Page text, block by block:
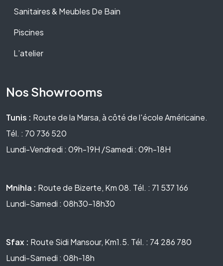
Sanitaires & Meubles De Bain
Piscines
L’atelier
Nos Showrooms
Tunis : Route de la Marsa, à côté de l'école Américaine.
Tél. : 70 736 520
Lundi-Vendredi : 09h-19H /Samedi : 09h-18H
Mnihla : Route de Bizerte, Km 08. Tél. : 71 537 166
Lundi-Samedi : 08h30-18h30
Sfax : Route Sidi Mansour, Km1.5. Tél. : 74 286 780
Lundi-Samedi : 08h-18h